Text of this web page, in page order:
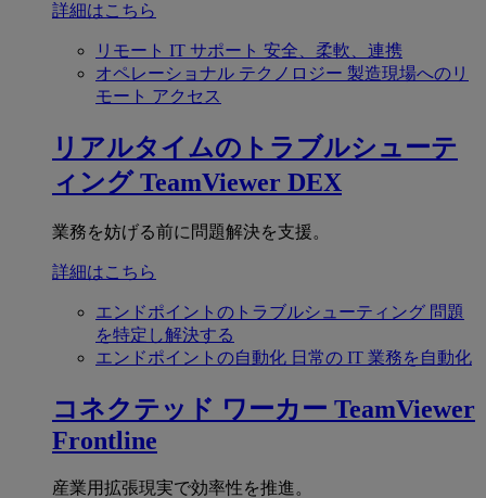
詳細はこちら
リモート IT サポート 安全、柔軟、連携
オペレーショナル テクノロジー 製造現場へのリ
モート アクセス
リアルタイムのトラブルシューテ
ィング TeamViewer DEX
業務を妨げる前に問題解決を支援。
詳細はこちら
エンドポイントのトラブルシューティング 問題
を特定し解決する
エンドポイントの自動化 日常の IT 業務を自動化
コネクテッド ワーカー TeamViewer
Frontline
産業用拡張現実で効率性を推進。